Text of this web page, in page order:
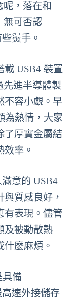
，落在和
無可否認
燙手。
載 USB4 裝置
先進半導體製
不容小覷。早
為熱情，大家
了厚實金屬結
率。
滿意的 USB4
質感良好，
有表現。儘管
及被動散熱
麼麻煩。
具備
高速外接儲存